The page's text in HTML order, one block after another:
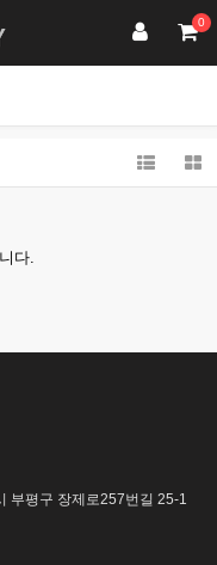
0
다.
부평구 장제로257번길 25-1